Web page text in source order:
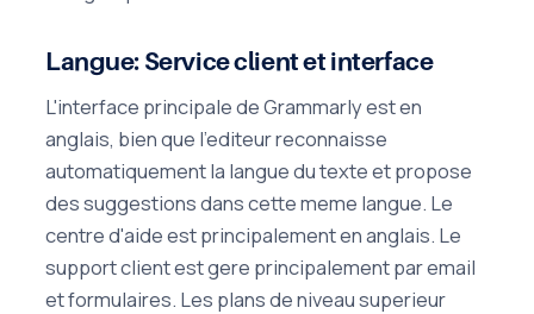
Langue: Service client et interface
L'interface principale de Grammarly est en
anglais, bien que l'editeur reconnaisse
automatiquement la langue du texte et propose
des suggestions dans cette meme langue. Le
centre d'aide est principalement en anglais. Le
support client est gere principalement par email
et formulaires. Les plans de niveau superieur